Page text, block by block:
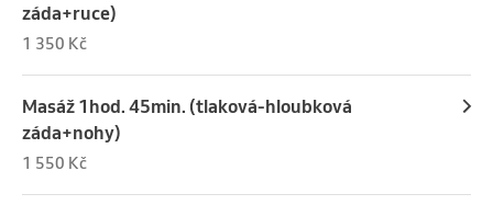
záda+ruce)
1 350 Kč
Masáž 1hod. 45min. (tlaková-hloubková
záda+nohy)
1 550 Kč